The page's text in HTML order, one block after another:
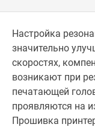
Настройка
значительно
скоростях,
возникают при
печатающей
проявляются на
Прошивка